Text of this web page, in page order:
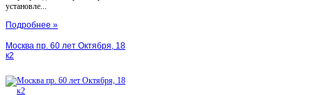
установле...
Подробнее »
Москва пр. 60 лет Октября, 18
к2